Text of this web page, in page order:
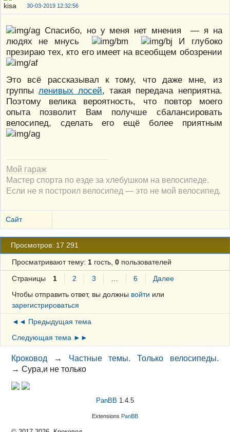
30-03-2019 12:32:56
Спасибо, но у меня нет мнения — я на
людях не мнусь
И глубоко
презираю тех, кто его имеет на всеобщем обозрении
Это всё рассказывал к тому, что даже мне, из
группыленивых лосей, такая передача неприятна.
Поэтому велика вероятность, что повтор моего
опыта позволит Вам получше сбалансировать
велосипед, сделать его ещё более приятным
Мой гараж
Мастер спорта по езде за хлебушком на велосипеде.
Если не я построил велосипед — это не мой велосипед.
Сайт
Просмотров: 17 291
Просматривают тему: 1гость, 0пользователей
Страницы 1 2 3 6
Далее
Чтобы отправить ответ, вы должны войти или
зарегистрироваться
◄◄ Предыдущая тема
Следующая тема ►►
Кроковод → Частные темы. Только велосипеды.
→Сура,и не только
PanBB 1.4.5
Extensions PanBB